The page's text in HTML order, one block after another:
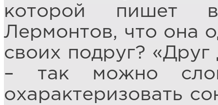
которой пишет в
Лермонтов, что она
своих подруг?
– так можно
охарактеризовать